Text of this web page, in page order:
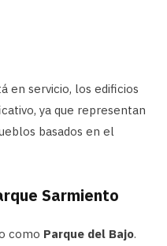
en servicio, los edificios
ya que representan
basados ​​en el
Sarmiento
como Parque del Bajo.